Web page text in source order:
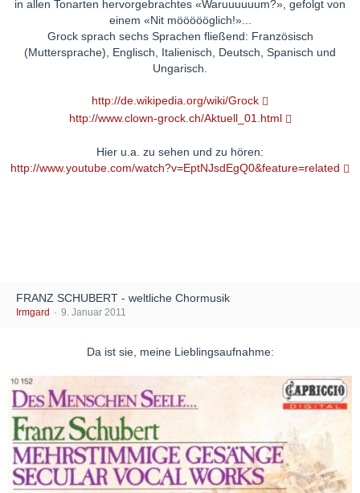
in allen Tonarten hervorgebrachtes «Waruuuuuum?», gefolgt von
einem «Nit möööööglich!»...
Grock sprach sechs Sprachen fließend: Französisch
(Muttersprache), Englisch, Italienisch, Deutsch, Spanisch und
Ungarisch.
http://de.wikipedia.org/wiki/Grock
http://www.clown-grock.ch/Aktuell_01.html
Hier u.a. zu sehen und zu hören:
http://www.youtube.com/watch?v=EptNJsdEgQ0&feature=related
FRANZ SCHUBERT - weltliche Chormusik
Irmgard 9. Januar 2011
Da ist sie, meine Lieblingsaufnahme: